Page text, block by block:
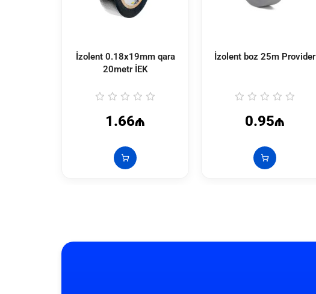
İzolent 0.18x19mm qara
20metr İEK
1.66₼
İzolent boz 25m Provider
0.95₼